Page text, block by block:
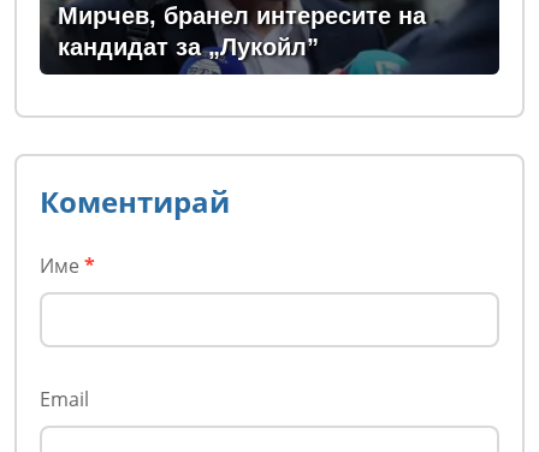
Мирчев, бранел интересите на
кандидат за „Лукойл”
Коментирай
Име *
Email